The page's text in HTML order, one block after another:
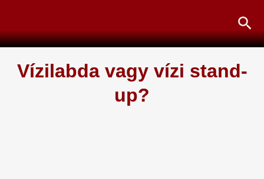
content
Vízilabda vagy vízi stand-
up?